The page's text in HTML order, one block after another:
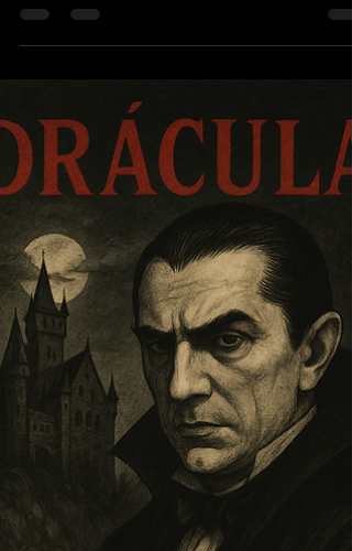
Nunca pensé que un trozo de madera
pudiera cambiar la forma en que escucho el
silencio, pero eso ocurrió la última semana
de mayo, justo...